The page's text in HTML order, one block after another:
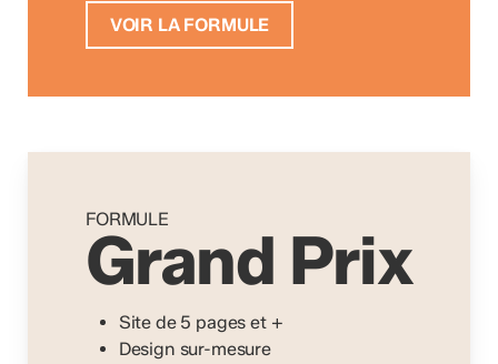
VOIR LA FORMULE
FORMULE
Grand Prix
Site de 5 pages et +
Design sur-mesure